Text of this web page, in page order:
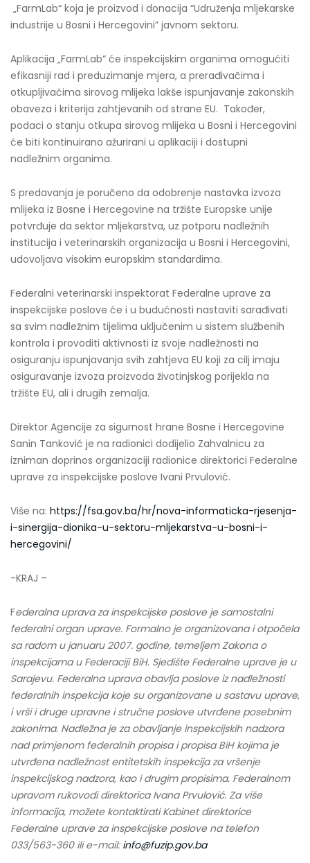
„FarmLab“ koja je proizvod i donacija “Udruženja mljekarske
industrije u Bosni i Hercegovini” javnom sektoru.
Aplikacija „FarmLab“ će inspekcijskim organima omogućiti
efikasniji rad i preduzimanje mjera, a prerađivačima i
otkupljivačima sirovog mlijeka lakše ispunjavanje zakonskih
obaveza i kriterija zahtjevanih od strane EU. Također,
podaci o stanju otkupa sirovog mlijeka u Bosni i Hercegovini
će biti kontinuirano ažurirani u aplikaciji i dostupni
nadležnim organima.
S predavanja je poručeno da odobrenje nastavka izvoza
mlijeka iz Bosne i Hercegovine na tržište Europske unije
potvrđuje da sektor mljekarstva, uz potporu nadležnih
institucija i veterinarskih organizacija u Bosni i Hercegovini,
udovoljava visokim europskim standardima.
Federalni veterinarski inspektorat Federalne uprave za
inspekcijske poslove će i u budućnosti nastaviti sarađivati
sa svim nadležnim tijelima uključenim u sistem službenih
kontrola i provoditi aktivnosti iz svoje nadležnosti na
osiguranju ispunjavanja svih zahtjeva EU koji za cilj imaju
osiguravanje izvoza proizvoda životinjskog porijekla na
tržište EU, ali i drugih zemalja.
Direktor Agencije za sigurnost hrane Bosne i Hercegovine
Sanin Tanković je na radionici dodijelio Zahvalnicu za
izniman doprinos organizaciji radionice direktorici Federalne
uprave za inspekcijske poslove Ivani Prvulović.
Više na: https://fsa.gov.ba/hr/nova-informaticka-rjesenja-
i-sinergija-dionika-u-sektoru-mljekarstva-u-bosni-i-
hercegovini/
-KRAJ –
Federalna uprava za inspekcijske poslove je samostalni
federalni organ uprave. Formalno je organizovana i otpočela
sa radom u januaru 2007. godine, temeljem Zakona o
inspekcijama u Federaciji BiH. Sjedište Federalne uprave je u
Sarajevu. Federalna uprava obavlja poslove iz nadležnosti
federalnih inspekcija koje su organizovane u sastavu uprave,
i vrši i druge upravne i stručne poslove utvrđene posebnim
zakonima. Nadležna je za obavljanje inspekcijskih nadzora
nad primjenom federalnih propisa i propisa BiH kojima je
utvrđena nadležnost entitetskih inspekcija za vršenje
inspekcijskog nadzora, kao i drugim propisima. Federalnom
upravom rukovodi direktorica Ivana Prvulović. Za više
informacija, možete kontaktirati Kabinet direktorice
Federalne uprave za inspekcijske poslove na telefon
033/563-360 ili e-mail: info@fuzip.gov.ba